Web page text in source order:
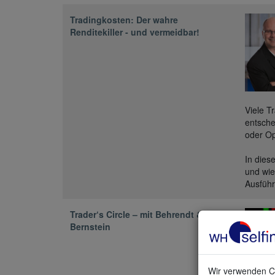
Tradingkosten: Der wahre
Renditekiller - und vermeidbar!
Viele
oder
In
und
Trader‘s Circle – mit Behrendt &
Bernstein
Wir verwenden